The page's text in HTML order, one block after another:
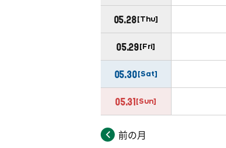
05.28 [Thu]
05.29 [Fri]
05.30 [Sat]
05.31 [Sun]
前の月